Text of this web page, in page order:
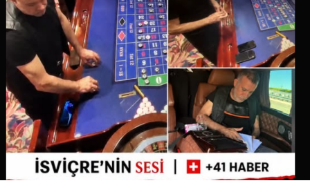
belirgin hale gelmesi üzerine belediye bu uygulamayı
yürürlüğe koyma kararı aldı.
İsviçre’de Bir İlk
İsviçre devlet televizyonu RSI‘nin haberine göre bu
uygulama yalnızca Ticino’da değil, İsviçre genelinde de
bir ilk olma özelliği taşıyor. Bugüne kadar köpek sahipleri
yalnızca dışkıyı temizlemekle yükümlüyken, Chiasso
Belediyesi bu zorunluluğu idrarı da kapsayacak şekilde
genişleten ilk belediye oldu.